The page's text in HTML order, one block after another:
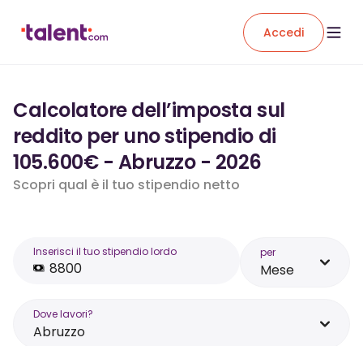
Accedi
Calcolatore dell’imposta sul
reddito per uno stipendio di
105.600€ - Abruzzo - 2026
Scopri qual è il tuo stipendio netto
Inserisci il tuo stipendio lordo per
Mese
Dove lavori?
Abruzzo